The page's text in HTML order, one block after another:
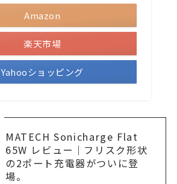
Amazon
楽天市場
Yahooショッピング
MATECH Sonicharge Flat
65W レビュー｜フリスク形状
の2ポート充電器がついに登
場。